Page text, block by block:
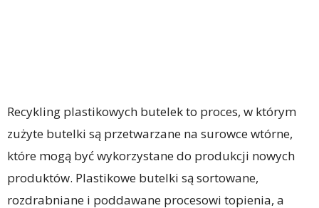
Recykling plastikowych butelek to proces, w którym
zużyte butelki są przetwarzane na surowce wtórne,
które mogą być wykorzystane do produkcji nowych
produktów. Plastikowe butelki są sortowane,
rozdrabniane i poddawane procesowi topienia, a